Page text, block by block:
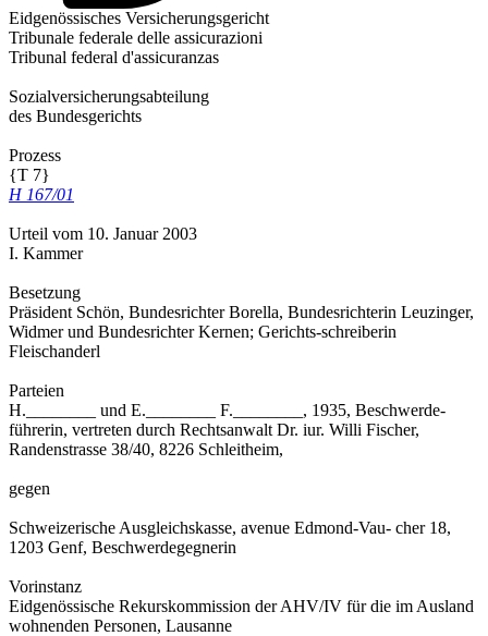
Eidgenössisches Versicherungsgericht
Tribunale federale delle assicurazioni
Tribunal federal d'assicuranzas
Sozialversicherungsabteilung
des Bundesgerichts
Prozess
{T 7}
H 167/01
Urteil vom 10. Januar 2003
I. Kammer
Besetzung
Präsident Schön, Bundesrichter Borella, Bundesrichterin Leuzinger,
Widmer und Bundesrichter Kernen; Gerichts-schreiberin
Fleischanderl
Parteien
H.________ und E.________ F.________, 1935, Beschwerde-
führerin, vertreten durch Rechtsanwalt Dr. iur. Willi Fischer,
Randenstrasse 38/40, 8226 Schleitheim,
gegen
Schweizerische Ausgleichskasse, avenue Edmond-Vau- cher 18,
1203 Genf, Beschwerdegegnerin
Vorinstanz
Eidgenössische Rekurskommission der AHV/IV für die im Ausland
wohnenden Personen, Lausanne